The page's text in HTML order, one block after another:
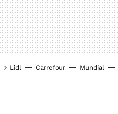
Lidl Carrefour Mundial